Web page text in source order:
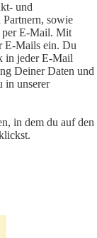
und
sowie
per E-Mail. Mit
E-Mails ein. Du
in jeder E-Mail
Deiner Daten und
in unserer
in dem du auf den